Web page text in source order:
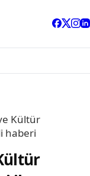
Kültür
haberi